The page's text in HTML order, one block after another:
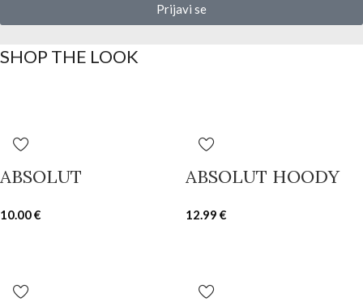
Prijavi se
SHOP THE LOOK
ABSOLUT
10.00€
ABSOLUT HOODY
12.99 €